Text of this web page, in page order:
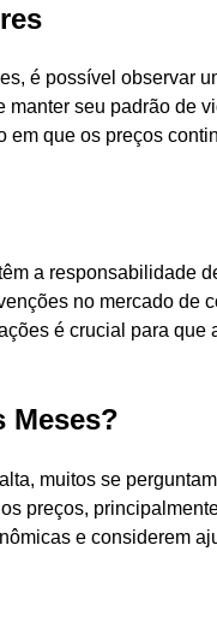
é possível observar
seu padrão de
que os preços
a responsabilidade
no mercado de
é crucial para
Meses?
muitos se
preços,
e considerem